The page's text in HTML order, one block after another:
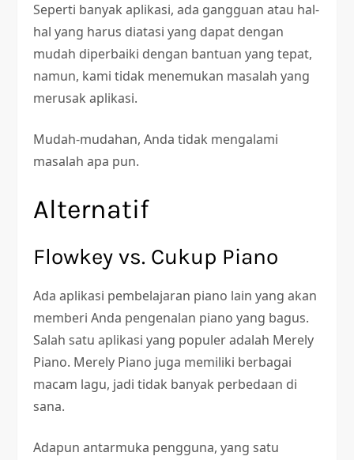
Seperti banyak aplikasi, ada gangguan atau hal-
hal yang harus diatasi yang dapat dengan
mudah diperbaiki dengan bantuan yang tepat,
namun, kami tidak menemukan masalah yang
merusak aplikasi.
Mudah-mudahan, Anda tidak mengalami
masalah apa pun.
Alternatif
Flowkey vs. Cukup Piano
Ada aplikasi pembelajaran piano lain yang akan
memberi Anda pengenalan piano yang bagus.
Salah satu aplikasi yang populer adalah Merely
Piano. Merely Piano juga memiliki berbagai
macam lagu, jadi tidak banyak perbedaan di
sana.
Adapun antarmuka pengguna, yang satu